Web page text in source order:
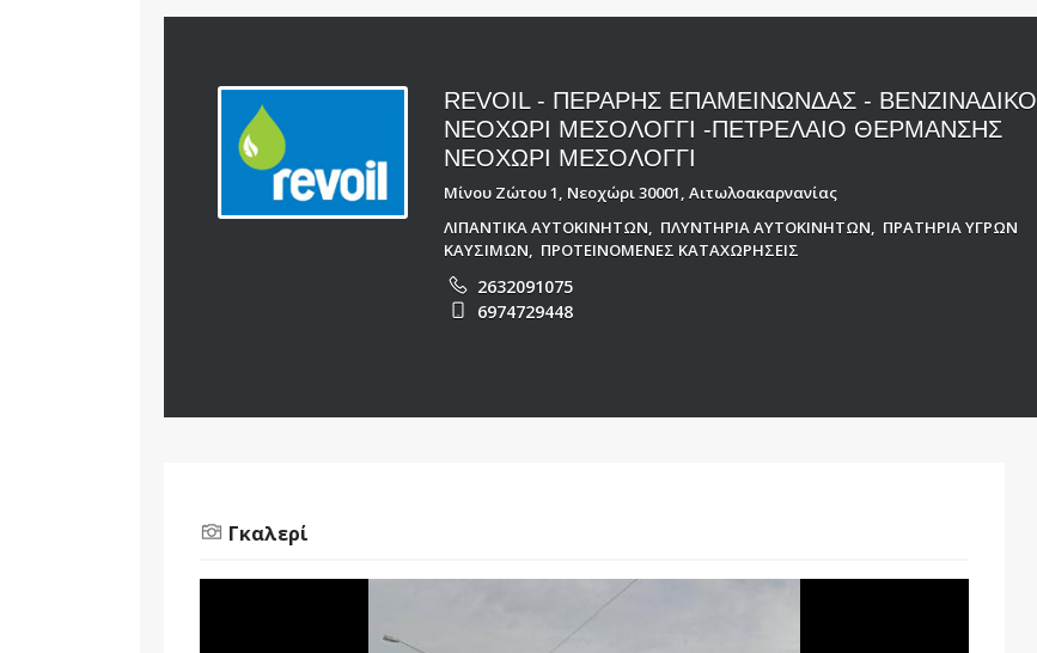
REVOIL - ΠΕΡΑΡΗΣ ΕΠΑΜΕΙΝΩΝΔΑΣ - ΒΕΝΖΙΝΑΔΙΚΟ
ΝΕΟΧΩΡΙ ΜΕΣΟΛΟΓΓΙ -ΠΕΤΡΕΛΑΙΟ ΘΕΡΜΑΝΣΗΣ
ΝΕΟΧΩΡΙ ΜΕΣΟΛΟΓΓΙ
Μίνου Ζώτου 1, Νεοχώρι 30001, Αιτωλοακαρνανίας
ΛΙΠΑΝΤΙΚΑ ΑΥΤΟΚΙΝΗΤΩΝ
ΠΛΥΝΤΗΡΙΑ ΑΥΤΟΚΙΝΗΤΩΝ
ΠΡΑΤΗΡΙΑ ΥΓΡΩΝ
ΚΑΥΣΙΜΩΝ
ΠΡΟΤΕΙΝΟΜΕΝΕΣ ΚΑΤΑΧΩΡΗΣΕΙΣ
2632091075
6974729448
Γκαλερί